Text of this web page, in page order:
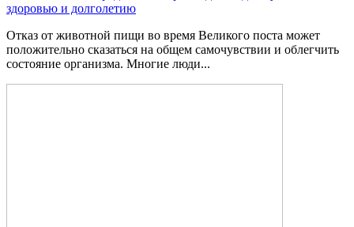
здоровью и долголетию
Отказ от животной пищи во время Великого поста может
положительно сказаться на общем самочувствии и облегчить
состояние организма. Многие люди...